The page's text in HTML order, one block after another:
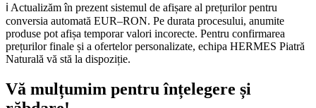
ℹ️ Actualizăm în prezent sistemul de afișare al prețurilor pentru
conversia automată EUR–RON. Pe durata procesului, anumite
produse pot afișa temporar valori incorecte. Pentru confirmarea
prețurilor finale și a ofertelor personalizate, echipa HERMES Piatră
Naturală vă stă la dispoziție.
Vă mulțumim pentru înțelegere și